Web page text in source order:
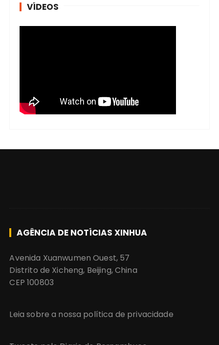
VÍDEOS
AGÊNCIA DE NOTÍCIAS XINHUA
Avenida Xuanwumen Ouest, 57
Distrito de Xicheng, Beijing, China
CEP 100803
Leia sobre a nossa política de privacidade